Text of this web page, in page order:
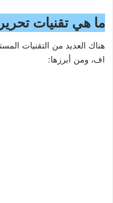
ما هي تقنيات
هناك العديد من التقنيات
اف، ومن أبرزها: